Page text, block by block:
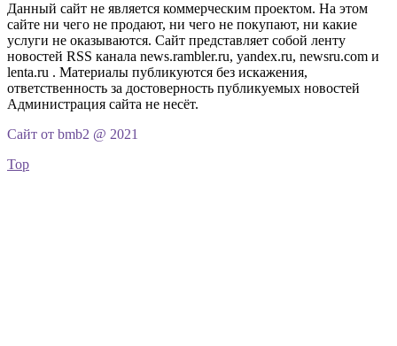
Данный сайт не является коммерческим проектом. На этом
сайте ни чего не продают, ни чего не покупают, ни какие
услуги не оказываются. Сайт представляет собой ленту
новостей RSS канала news.rambler.ru, yandex.ru, newsru.com и
lenta.ru . Материалы публикуются без искажения,
ответственность за достоверность публикуемых новостей
Администрация сайта не несёт.
Сайт от bmb2 @ 2021
Top